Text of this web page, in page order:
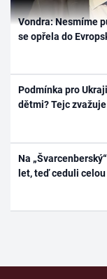
Vondra: Nesmíme
se opřela do
Podmínka pro
dětmi? Tejc
Na
let, teď ceduli